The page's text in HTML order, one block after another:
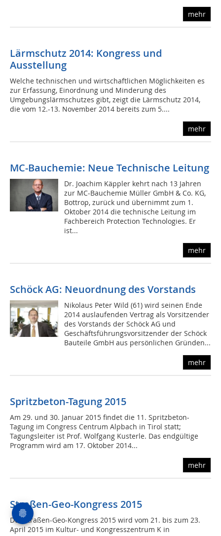
mehr
Lärmschutz 2014: Kongress und
Ausstellung
Welche technischen und wirtschaftlichen Möglichkeiten es
zur Erfassung, Einordnung und Minderung des
Umgebungslärmschutzes gibt, zeigt die Lärmschutz 2014,
die vom 12.-13. November 2014 bereits zum 5....
mehr
MC-Bauchemie: Neue Technische Leitung
Dr. Joachim Käppler kehrt nach 13 Jahren
zur MC-Bauchemie Müller GmbH & Co. KG,
Bottrop, zurück und übernimmt zum 1.
Oktober 2014 die technische Leitung im
Fachbereich Protection Technologies. Er
ist...
mehr
Schöck AG: Neuordnung des Vorstands
Nikolaus Peter Wild (61) wird seinen Ende
2014 auslaufenden Vertrag als Vorsitzender
des Vorstands der Schöck AG und
Geschäftsführungsvorsitzender der Schöck
Bauteile GmbH aus persönlichen Gründen...
mehr
Spritzbeton-Tagung 2015
Am 29. und 30. Januar 2015 findet die 11. Spritzbeton-
Tagung im Congress Centrum Alpbach in Tirol statt;
Tagungsleiter ist Prof. Wolfgang Kusterle. Das endgültige
Programm wird am 17. Oktober 2014...
mehr
Straßen-Geo-Kongress 2015
Der Straßen-Geo-Kongress 2015 wird vom 21. bis zum 23.
April 2015 im Kultur- und Kongresszentrum K in